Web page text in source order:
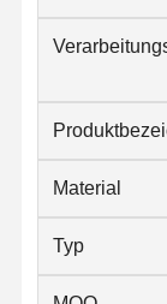
mit einem
mit einer
Material
Typ